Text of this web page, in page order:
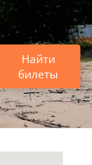
Найти
билеты